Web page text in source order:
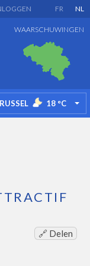
FR NL
WAARSCHUWINGEN
18 °C
🔗 Delen